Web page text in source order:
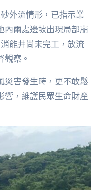
外流情形，已指示業
內兩處邊坡出現局部崩
能井尚未完工，放流
察。
災害發生時，更不敢鬆
響，維護民眾生命財產